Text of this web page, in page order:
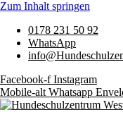
Zum Inhalt springen
0178 231 50 92
WhatsApp
Facebook-f Instagram
Mobile-alt Whatsapp